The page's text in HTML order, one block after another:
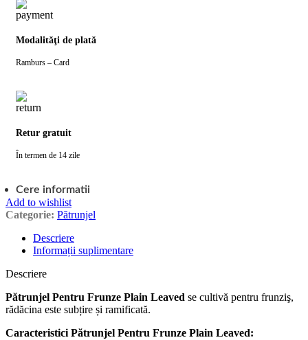
Modalităţi de plată
Ramburs – Card
Retur gratuit
În termen de 14 zile
Cere informatii
Add to wishlist
Categorie: Pătrunjel
Descriere
Informații suplimentare
Descriere
Pătrunjel Pentru Frunze Plain Leaved se cultivă pentru frunziş,
rădăcina este subțire și ramificată.
Caracteristici Pătrunjel Pentru Frunze Plain Leaved: